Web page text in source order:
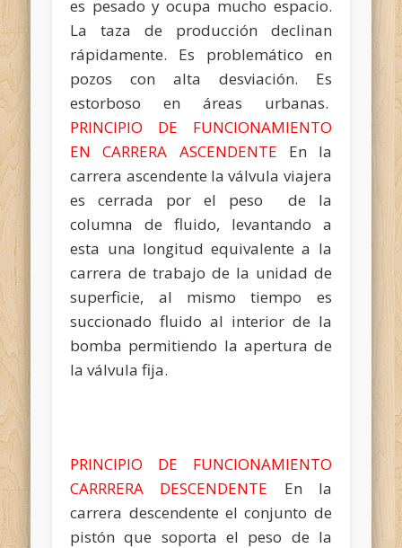
es pesado y ocupa mucho espacio.
La taza de producción declinan
rápidamente. Es problemático en
pozos con alta desviación. Es
estorboso en áreas urbanas.
PRINCIPIO DE FUNCIONAMIENTO
EN CARRERA ASCENDENTE En la
carrera ascendente la válvula viajera
es cerrada por el peso de la
columna de fluido, levantando a
esta una longitud equivalente a la
carrera de trabajo de la unidad de
superficie, al mismo tiempo es
succionado fluido al interior de la
bomba permitiendo la apertura de
la válvula fija.
PRINCIPIO DE FUNCIONAMIENTO
CARRRERA DESCENDENTE En la
carrera descendente el conjunto de
pistón que soporta el peso de la